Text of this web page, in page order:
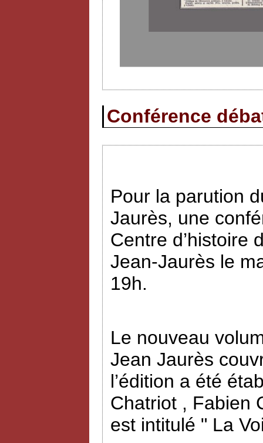
Conférence
Pour la parution
Jaurès, une
Centre d’histoire
Jean-Jaurès le
19h.
Le nouveau
Jean Jaurès
l’édition a été
Chatriot , Fabien
est intitulé " La